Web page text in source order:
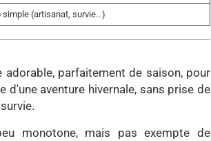
simple (artisanat, survie...)
parfaitement de saison, pour
d'une aventure hivernale, sans prise de
monotone, mais pas exempte de